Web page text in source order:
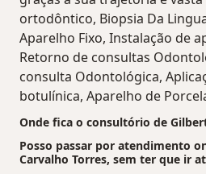
ortodôntico, Biopsia Da
Aparelho Fixo, Instalação de
Retorno de consultas
consulta Odontológica,
botulínica, Aparelho de
Onde fica o consultório de
Posso passar por atendimento
Carvalho Torres, sem ter que ir